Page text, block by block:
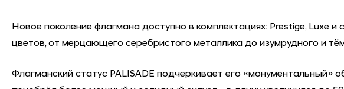
Новое поколение флагмана доступно в комплектациях: Prestige, Luxe
цветов, от мерцающего серебристого металлика до изумрудного и
Флагманский статус PALISADE подчеркивает его